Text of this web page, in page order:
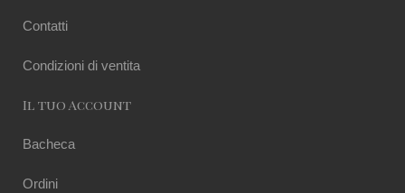
Contatti
Condizioni di ventita
Il tuo Account
Bacheca
Ordini